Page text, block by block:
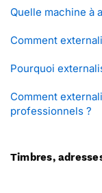
Quelle machine à
Comment
Pourquoi
Comment
professionnels ?
Timbres,